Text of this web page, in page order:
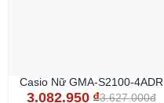
Casio Nữ GMA-S2100-4ADR
3.082.950 ₫3.627.000đ